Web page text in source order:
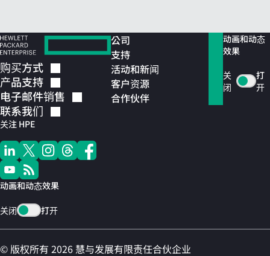
购买方式
产品支持
电子邮件销售
联系我们
关注 HPE
动画和动态效果
关闭 打开
公司
支持
活动和新闻
客户资源
合作伙伴
动画和动态
效果
关
闭
打
开
© 版权所有 2026 慧与发展有限责任合伙企业